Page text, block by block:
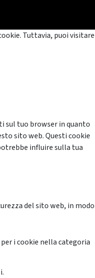
Tuttavia, puoi visitare
sul tuo browser in quanto
sito web. Questi cookie
influire sulla tua
del sito web, in modo
i cookie nella categoria